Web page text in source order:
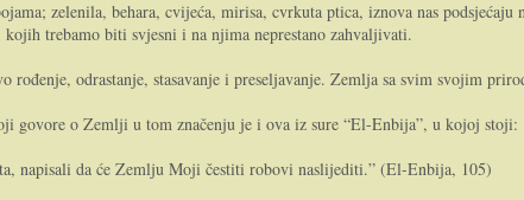
zelenila, behara, cvijeća, mirisa, cvrkuta ptica, iznova nas podsjećaju
trebamo biti svjesni i na njima neprestano zahvaljivati.
odrastanje, stasavanje i preseljavanje. Zemlja sa svim svojim
govore o Zemlji u tom značenju je i ova iz sure “El-Enbija”, u kojoj stoji:
napisali da će Zemlju Moji čestiti robovi naslijediti.” (El-Enbija, 105)